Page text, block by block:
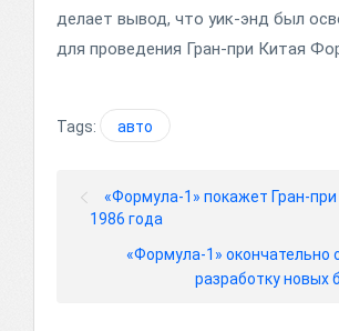
делает вывод, что уик-энд был
для проведения Гран-при Китая
Tags: авто
«Формула-1» покажет Гран-
1986 года
«Формула-1» окончательно
разработку новых